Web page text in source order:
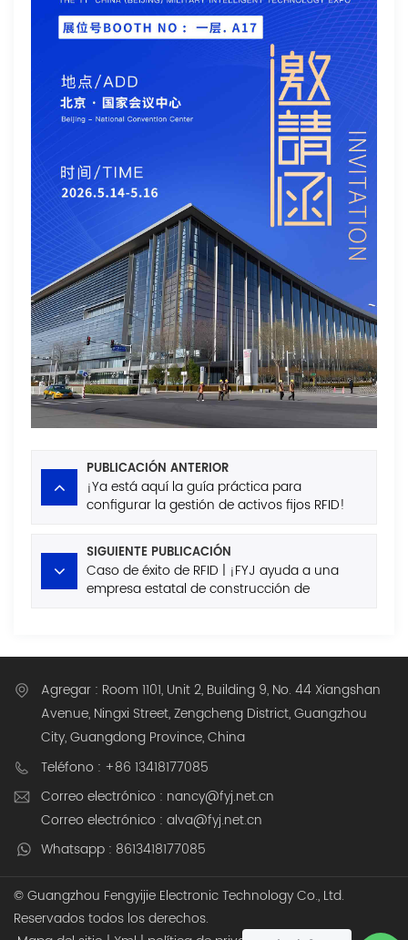
PUBLICACIÓN ANTERIOR
¡Ya está aquí la guía práctica para
configurar la gestión de activos fijos RFID!
configuración!
SIGUIENTE PUBLICACIÓN
Caso de éxito de RFID | ¡FYJ ayuda a una
empresa estatal de construcción de
Agregar : Room 1101, Unit 2, Building 9, No. 44 Xiangshan
Avenue, Ningxi Street, Zengcheng District, Guangzhou
City, Guangdong Province, China
Teléfono : +86 13418177085
Correo electrónico : nancy@fyj.net.cn
Correo electrónico : alva@fyj.net.cn
Whatsapp : 8613418177085
© Guangzhou Fengyijie Electronic Technology Co., Ltd.
Reservados todos los derechos.